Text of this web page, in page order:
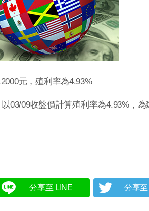
元，殖利率為4.93%
03/09收盤價計算殖利率為4.93%，
分享至 LINE 分享